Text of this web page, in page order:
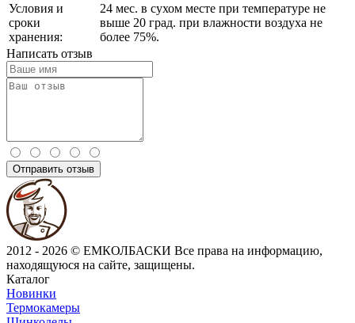
Условия и
сроки
хранения:
24 мес. в сухом месте при температуре не
выше 20 град. при влажности воздуха не
более 75%.
Написать отзыв
Отправить отзыв
2012 - 2026 © ЕМКОЛБАСКИ Все права на информацию,
находящуюся на сайте, защищены.
Каталог
Новинки
Термокамеры